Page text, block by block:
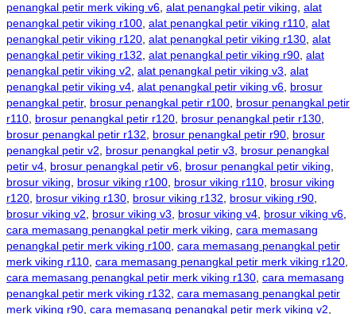
penangkal petir merk viking v6, alat penangkal petir viking, alat
penangkal petir viking r100, alat penangkal petir viking r110, alat
penangkal petir viking r120, alat penangkal petir viking r130, alat
penangkal petir viking r132, alat penangkal petir viking r90, alat
penangkal petir viking v2, alat penangkal petir viking v3, alat
penangkal petir viking v4, alat penangkal petir viking v6, brosur
penangkal petir, brosur penangkal petir r100, brosur penangkal petir
r110, brosur penangkal petir r120, brosur penangkal petir r130,
brosur penangkal petir r132, brosur penangkal petir r90, brosur
penangkal petir v2, brosur penangkal petir v3, brosur penangkal
petir v4, brosur penangkal petir v6, brosur penangkal petir viking,
brosur viking, brosur viking r100, brosur viking r110, brosur viking
r120, brosur viking r130, brosur viking r132, brosur viking r90,
brosur viking v2, brosur viking v3, brosur viking v4, brosur viking v6,
cara memasang penangkal petir merk viking, cara memasang
penangkal petir merk viking r100, cara memasang penangkal petir
merk viking r110, cara memasang penangkal petir merk viking r120,
cara memasang penangkal petir merk viking r130, cara memasang
penangkal petir merk viking r132, cara memasang penangkal petir
merk viking r90, cara memasang penangkal petir merk viking v2,